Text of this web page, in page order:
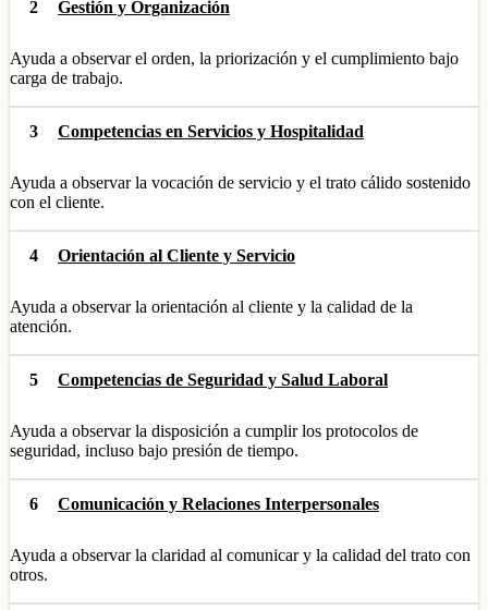
2 Gestión y Organización
Ayuda a observar el orden, la priorización y el cumplimiento bajo
carga de trabajo.
3 Competencias en Servicios y Hospitalidad
Ayuda a observar la vocación de servicio y el trato cálido sostenido
con el cliente.
4 Orientación al Cliente y Servicio
Ayuda a observar la orientación al cliente y la calidad de la
atención.
5 Competencias de Seguridad y Salud Laboral
Ayuda a observar la disposición a cumplir los protocolos de
seguridad, incluso bajo presión de tiempo.
6 Comunicación y Relaciones Interpersonales
Ayuda a observar la claridad al comunicar y la calidad del trato con
otros.